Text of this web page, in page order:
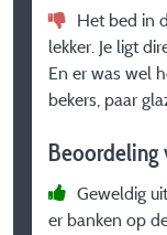
Het bed in
lekker. Je ligt
En er was wel
bekers, paar
Beoordeling
Geweldig
er banken op